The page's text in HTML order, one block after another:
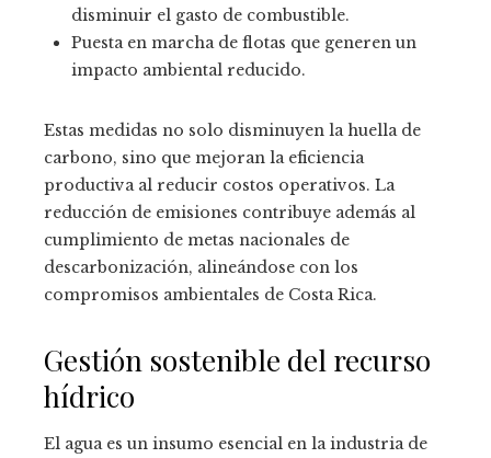
disminuir el gasto de combustible.
Puesta en marcha de flotas que generen un
impacto ambiental reducido.
Estas medidas no solo disminuyen la huella de
carbono, sino que mejoran la eficiencia
productiva al reducir costos operativos. La
reducción de emisiones contribuye además al
cumplimiento de metas nacionales de
descarbonización, alineándose con los
compromisos ambientales de Costa Rica.
Gestión sostenible del recurso
hídrico
El agua es un insumo esencial en la industria de